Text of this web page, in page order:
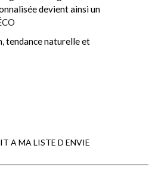
devient ainsi un
tendance naturelle et
A MA LISTE D ENVIE